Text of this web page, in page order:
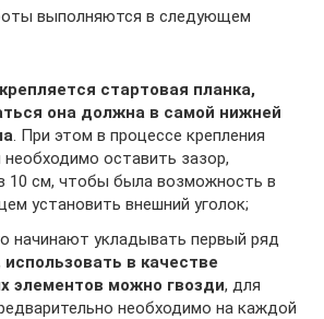
выполняются в следующем
стартовая планка,
она должна в самой нижней
. При этом в процессе крепления
необходимо оставить зазор,
10 см, чтобы была возможность в
установить внешний уголок;
начинают укладывать первый ряд
использовать в качестве
элементов можно гвозди, для
необходимо на каждой